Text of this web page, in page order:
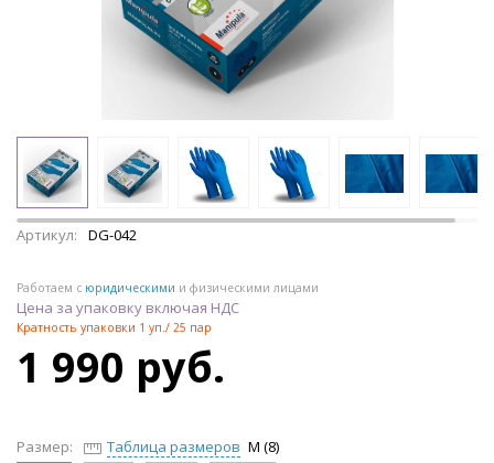
Артикул: DG-042
Работаем с юридическими и физическими лицами
Цена за упаковку включая НДС
Кратность упаковки 1 уп./ 25 пар
1 990 руб.
Размер: Таблица размеров M (8)